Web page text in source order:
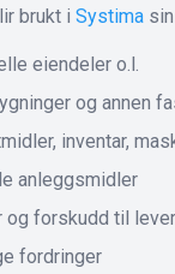
brukt i Systima
eiendeler o.l.
og annen
inventar,
anleggsmidler
og forskudd til
fordringer